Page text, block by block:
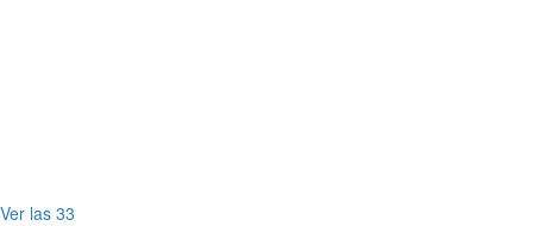
Ver las 33